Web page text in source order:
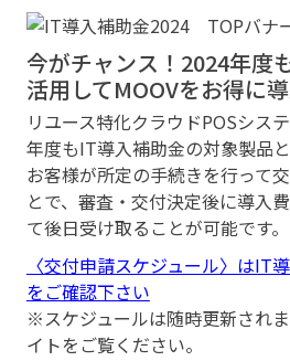
今がチャンス！2024年度
活用してMOOVをお得に
リユース特化クラウドPOSシス
年度もIT導入補助金の対象製品
お客様が所定の手続きを行って
とで、審査・交付決定後に導入
て後日受け取ることが可能です。
〈交付申請スケジュール〉はIT
をご確認下さい
※スケジュールは随時更新され
イトをご覧ください。